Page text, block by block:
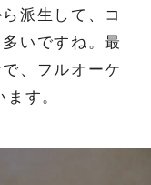
派生して、コ
いですね。最
、フルオーケ
す。